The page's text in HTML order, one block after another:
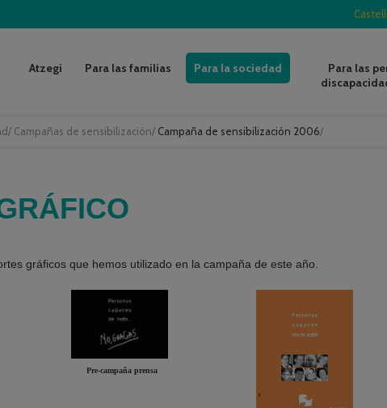
/ Campañas de sensibilización/ Campaña de sensibilización 2006/
Atzegi Para las familias Para la sociedad
Para las
gráficos que hemos utilizado en la campaña de este año.
Pre-campaña prensa